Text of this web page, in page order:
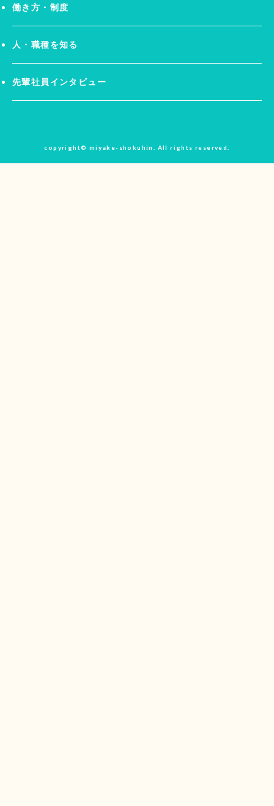
働き方・制度
人・職種を知る
先輩社員インタビュー
copyright© miyake-shokuhin. All rights reserved.